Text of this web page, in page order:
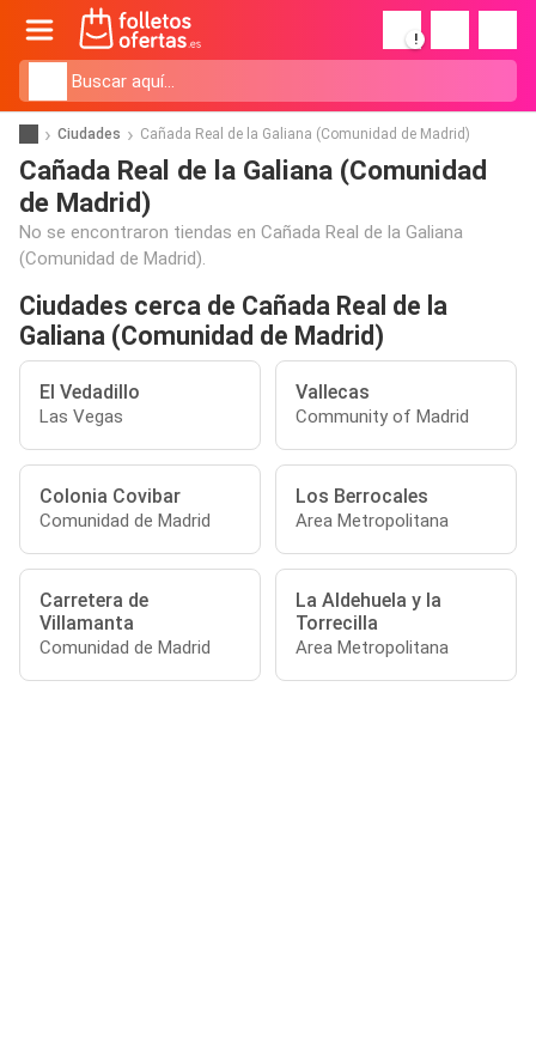
!
Ciudades Cañada Real de la Galiana (Comunidad de Madrid)
Cañada Real de la Galiana (Comunidad
de Madrid)
No se encontraron tiendas en Cañada Real de la Galiana
(Comunidad de Madrid).
Ciudades cerca de Cañada Real de la
Galiana (Comunidad de Madrid)
El Vedadillo
Las Vegas
Vallecas
Community of Madrid
Colonia Covibar
Comunidad de Madrid
Los Berrocales
Area Metropolitana
Carretera de
Villamanta
Comunidad de Madrid
La Aldehuela y la
Torrecilla
Area Metropolitana